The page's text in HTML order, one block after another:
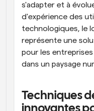
s'adapter et à
d'expérience des
technologiques, le
représente une
pour les
dans un paysage
Techniques